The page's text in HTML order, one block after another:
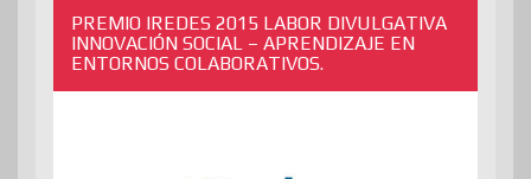
PREMIO IREDES 2015 LABOR DIVULGATIVA
INNOVACIÓN SOCIAL – APRENDIZAJE EN
ENTORNOS COLABORATIVOS.